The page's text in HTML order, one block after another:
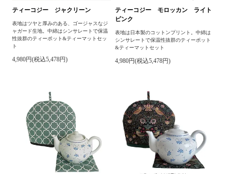
ティーコジー ジャクリーン
表地はツヤと厚みのある、ゴージャスなジ
ャガード生地。中綿はシンサレートで保温
性抜群のティーポット&ティーマットセッ
ト
4,980円(税込5,478円)
ティーコジー モロッカン ライト
ピンク
表地は日本製のコットンプリント。中綿は
シンサレートで保温性抜群のティーポット
&ティーマットセット
4,980円(税込5,478円)